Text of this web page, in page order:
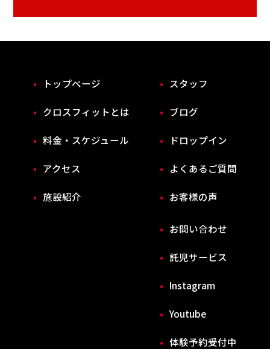
トップページ
クロスフィットとは
料金・スケジュール
アクセス
施設紹介
スタッフ
ブログ
ドロップイン
よくあるご質問
お客様の声
お問い合わせ
託児サービス
Instagram
Youtube
体験予約受付中